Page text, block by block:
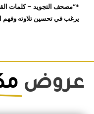
*”مصحف التجويد – كلمات
يرغب في تحسين تلاوته وفهم
عروض